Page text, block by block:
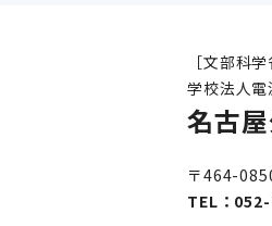
［文部科
学校法人電
名古
〒464-
TEL：